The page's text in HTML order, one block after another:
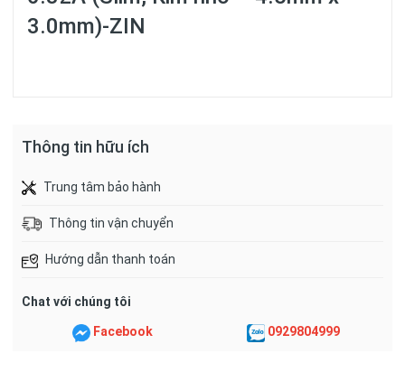
3.0mm)-ZIN
Thông tin hữu ích
Trung tâm bảo hành
Thông tin vận chuyển
Hướng dẫn thanh toán
Chat với chúng tôi
Facebook 0929804999